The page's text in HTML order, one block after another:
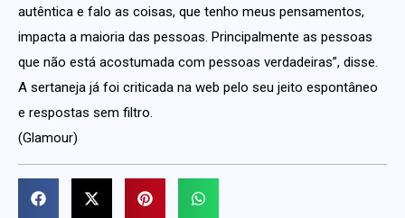
autêntica e falo as coisas, que tenho meus pensamentos,
impacta a maioria das pessoas. Principalmente as pessoas
que não está acostumada com pessoas verdadeiras”, disse.
A sertaneja já foi criticada na web pelo seu jeito espontâneo
e respostas sem filtro.
(Glamour)